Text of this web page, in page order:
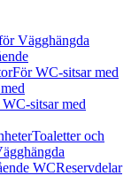
Vägghängda
För WC-sitsar med
sitsar med
Toaletter och
WCReservdelar